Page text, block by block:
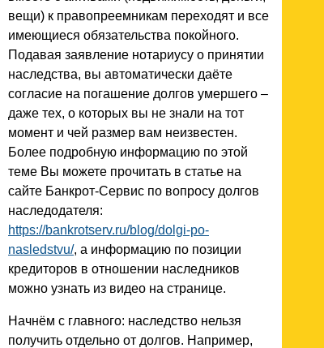
вещи) к правопреемникам переходят и все
имеющиеся обязательства покойного.
Подавая заявление нотариусу о принятии
наследства, вы автоматически даёте
согласие на погашение долгов умершего –
даже тех, о которых вы не знали на тот
момент и чей размер вам неизвестен.
Более подробную информацию по этой
теме Вы можете прочитать в статье на
сайте Банкрот-Сервис по вопросу долгов
наследодателя:
https://bankrotserv.ru/blog/dolgi-po-
nasledstvu/, а информацию по позиции
кредиторов в отношении наследников
можно узнать из видео на странице.
Начнём с главного: наследство нельзя
получить отдельно от долгов. Например,